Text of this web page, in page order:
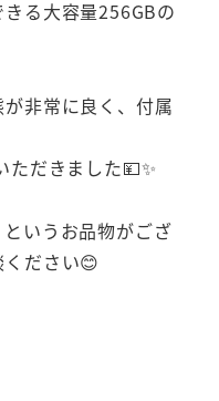
る大容量256GBの
非常に良く、付属
ただきました💴✨
というお品物がござ
ださい😊